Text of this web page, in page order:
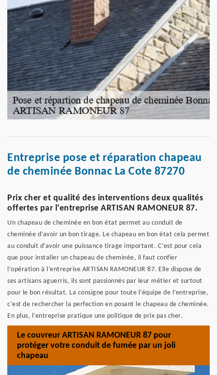
Entreprise pose et réparation chapeau
de cheminée Bonnac La Cote 87270
Prix cher et qualité des interventions deux qualités
offertes par l’entreprise ARTISAN RAMONEUR 87.
Un chapeau de cheminée en bon état permet au conduit de
cheminée d’avoir un bon tirage. Le chapeau en bon état cela permet
au conduit d’avoir une puissance tirage important. C’est pour cela
que pour installer un chapeau de cheminée, il faut confier
l’opération à l’entreprise ARTISAN RAMONEUR 87. Elle dispose de
ses artisans aguerris, ils sont passionnés par leur métier et surtout
pour le bon résultat. La consigne pour toute l’équipe de l’entreprise,
c’est de rechercher la perfection en posant le chapeau de cheminée.
En plus, l’entreprise pratique une politique de prix pas cher.
Le couvreur ARTISAN RAMONEUR 87 pour
protéger votre conduit de fumée par un joli
chapeau